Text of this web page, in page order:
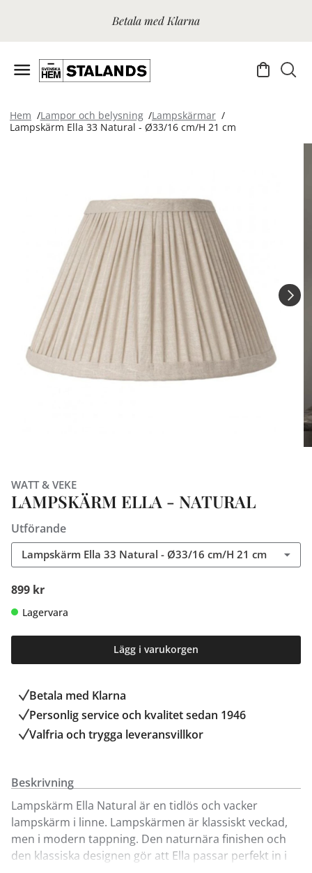
Betala med Klarna
Hem Lampor och belysning
Lampskärmar
Lampskärm Ella 33 Natural - Ø33/16 cm/H 21 cm
WATT & VEKE
LAMPSKÄRM ELLA - NATURAL
Utförande
Lampskärm Ella 33 Natural - Ø33/16 cm/H 21 cm
899 kr
Lagervara
Lägg i varukorgen
Betala med Klarna
Personlig service och kvalitet sedan 1946
Valfria och trygga leveransvillkor
Beskrivning
Lampskärm Ella Natural är en tidlös och vacker
lampskärm i linne. Lampskärmen är klassiskt veckad,
men i modern tappning. Den naturnära finishen och
den klassiska designen gör att Ella passar perfekt in i